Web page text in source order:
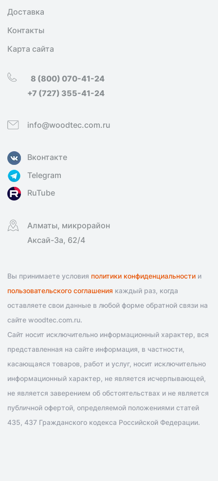
Доставка
Контакты
Карта сайта
8 (800) 070-41-24
+7 (727) 355-41-24
info@woodtec.com.ru
Вконтакте
Telegram
RuTube
Алматы, микрорайон
Аксай-3а, 62/4
Вы принимаете условия политики конфиденциальности и
пользовательского соглашения каждый раз, когда
оставляете свои данные в любой форме обратной связи на
сайте woodtec.com.ru.
Сайт носит исключительно информационный характер, вся
представленная на сайте информация, в частности,
касающаяся товаров, работ и услуг, носит исключительно
информационный характер, не является исчерпывающей,
не является заверением об обстоятельствах и не является
публичной офертой, определяемой положениями статей
435, 437 Гражданского кодекса Российской Федерации.